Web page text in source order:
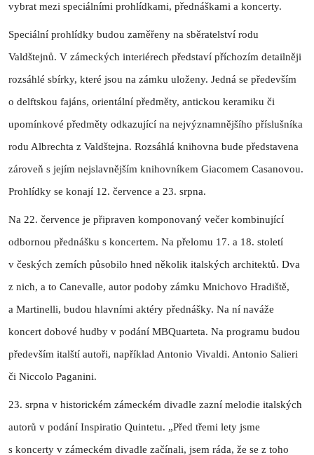
vybrat mezi speciálními prohlídkami, přednáškami a koncerty.
Speciální prohlídky budou zaměřeny na sběratelství rodu
Valdštejnů. V zámeckých interiérech představí příchozím detailněji
rozsáhlé sbírky, které jsou na zámku uloženy. Jedná se především
o delftskou fajáns, orientální předměty, antickou keramiku či
upomínkové předměty odkazující na nejvýznamnějšího příslušníka
rodu Albrechta z Valdštejna. Rozsáhlá knihovna bude představena
zároveň s jejím nejslavnějším knihovníkem Giacomem Casanovou.
Prohlídky se konají 12. července a 23. srpna.
Na 22. července je připraven komponovaný večer kombinující
odbornou přednášku s koncertem. Na přelomu 17. a 18. století
v českých zemích působilo hned několik italských architektů. Dva
z nich, a to Canevalle, autor podoby zámku Mnichovo Hradiště,
a Martinelli, budou hlavními aktéry přednášky. Na ní naváže
koncert dobové hudby v podání MBQuarteta. Na programu budou
především italští autoři, například Antonio Vivaldi. Antonio Salieri
či Niccolo Paganini.
23. srpna v historickém zámeckém divadle zazní melodie italských
autorů v podání Inspiratio Quintetu. „Před třemi lety jsme
s koncerty v zámeckém divadle začínali, jsem ráda, že se z toho